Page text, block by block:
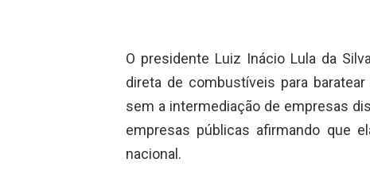
O presidente Luiz Inácio Lula da
direta de combustíveis para
sem a intermediação de empresas
empresas públicas afirmando que
nacional.